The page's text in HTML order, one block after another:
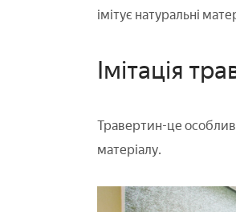
імітує натуральні
Імітація
Травертин-це
матеріалу.